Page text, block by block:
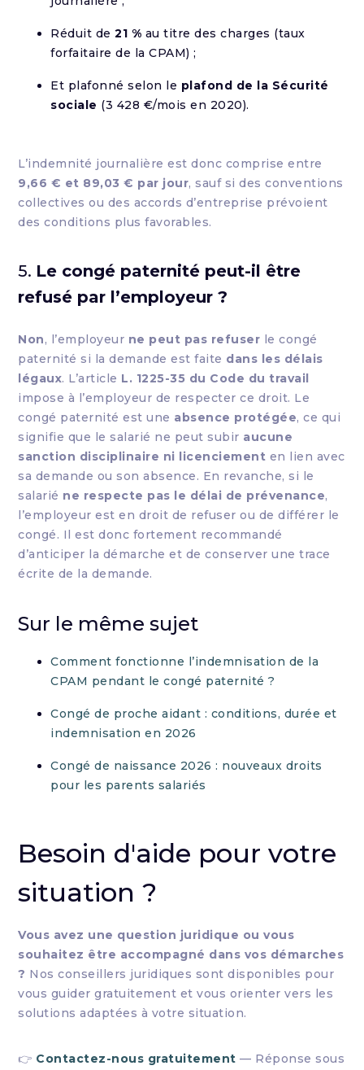
Réduit de21 % au titre des charges (taux
forfaitaire de la CPAM) ;
Et plafonné selon le plafond de la Sécurité
sociale (3 428 €/mois en 2020).
L’indemnité journalière est donc comprise entre
9,66 € et 89,03 € par jour, sauf si des conventions
collectives ou des accords d’entreprise prévoient
des conditions plus favorables.
5. Le congé paternité peut-il être
refusé par l’employeur ?
Non, l’employeur ne peut pas refuser le congé
paternité si la demande est faite dans les délais
légaux. L’article L. 1225-35 du Code du travail
impose à l’employeur de respecter ce droit. Le
congé paternité est une absence protégée, ce qui
signifie que le salarié ne peut subir aucune
sanction disciplinaire ni licenciement en lien avec
sa demande ou son absence. En revanche, si le
salarié ne respecte pas le délai de prévenance,
l’employeur est en droit de refuser ou de différer le
congé. Il est donc fortement recommandé
d’anticiper la démarche et de conserver une trace
écrite de la demande.
Sur le même sujet
Comment fonctionne l’indemnisation de la
CPAM pendant le congé paternité ?
Congé de proche aidant : conditions, durée et
indemnisation en 2026
Congé de naissance 2026 : nouveaux droits
pour les parents salariés
Besoin d'aide pour votre
situation ?
Vous avez une question juridique ou vous
souhaitez être accompagné dans vos démarches
? Nos conseillers juridiques sont disponibles pour
vous guider gratuitement et vous orienter vers les
solutions adaptées à votre situation.
👉 Contactez-nous gratuitement — Réponse sous